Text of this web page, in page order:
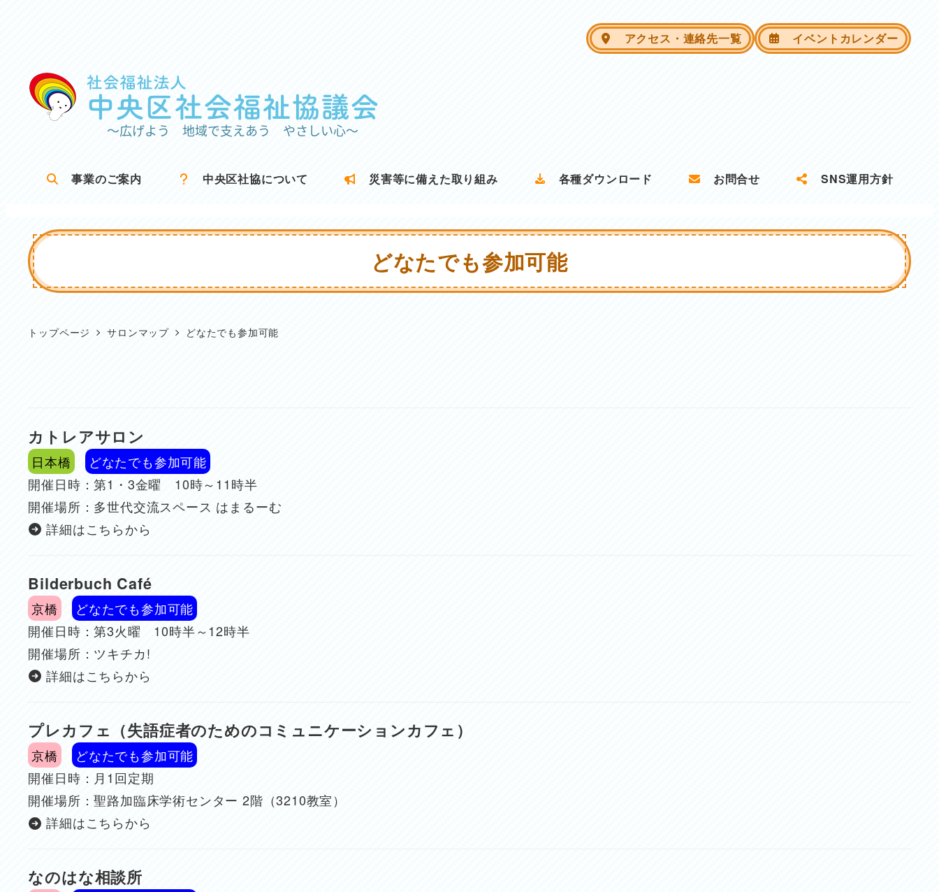
アクセス・連絡先一覧 イベントカレンダー
事業のご案内 中央区社協について 災害等に備えた取り組み 各種ダウンロード お問合せ SNS運用方針
どなたでも参加可能
トップページ サロンマップ どなたでも参加可能
カトレアサロン
日本橋
どなたでも参加可能
開催日時：第1・3金曜 10時～11時半
開催場所：多世代交流スペース はまるーむ
詳細はこちらから
Bilderbuch Café
京橋
どなたでも参加可能
開催日時：第3火曜 10時半～12時半
開催場所：ツキチカ!
詳細はこちらから
プレカフェ（失語症者のためのコミュニケーションカフェ）
京橋
どなたでも参加可能
開催日時：月1回定期
開催場所：聖路加臨床学術センター 2階（3210教室）
詳細はこちらから
なのはな相談所